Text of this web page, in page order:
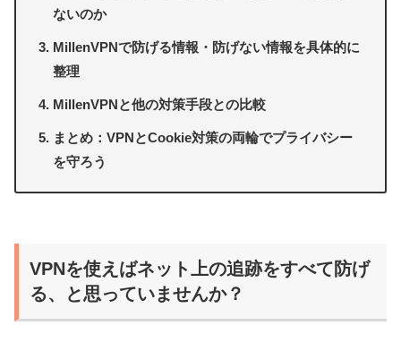
ないのか
MillenVPNで防げる情報・防げない情報を具体的に
整理
MillenVPNと他の対策手段との比較
まとめ：VPNとCookie対策の両輪でプライバシー
を守ろう
VPNを使えばネット上の追跡をすべて防げ
る、と思っていませんか？